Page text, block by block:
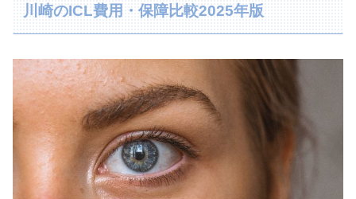
川崎のICL費用・保障比較2025年版